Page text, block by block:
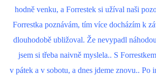
hodně venku, a Forrestek si užíval naši
Forrestka poznávám, tím více docházím k
dlouhodobě ubližoval. Že nevypadl
jsem si třeba naivně myslela.. S
v pátek a v sobotu, a dnes jdeme znovu.. Po